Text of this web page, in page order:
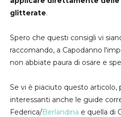
glitterate.
Spero che questi consigli vi
raccomando, a Capodanno
non abbiate paura di osare e
Se vi è piaciuto questo articolo,
interessanti anche le guide
Federica/Berlandina e quella di